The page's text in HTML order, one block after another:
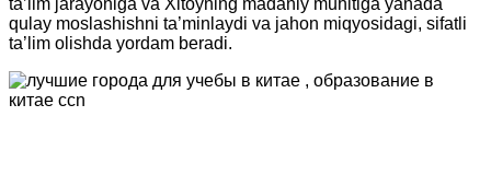
ta’lim jarayoniga va Xitoyning madaniy muhitiga yanada
qulay moslashishni ta’minlaydi va jahon miqyosidagi, sifatli
ta’lim olishda yordam beradi.